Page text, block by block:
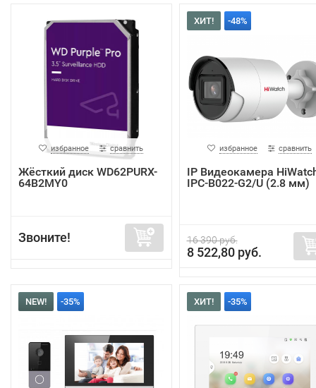
избранное сравнить
Жёсткий диск WD62PURX-
64B2MY0
Звоните!
ХИТ! -48%
избранное сравнить
IP Видеокамера
IPC-B022-G2/U (2.8 мм)
16 390 руб.
8 522,80 руб.
NEW! -35% ХИТ! -35%